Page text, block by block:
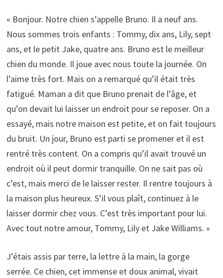
« Bonjour. Notre chien s’appelle Bruno. Il a neuf ans.
Nous sommes trois enfants : Tommy, dix ans, Lily, sept
ans, et le petit Jake, quatre ans. Bruno est le meilleur
chien du monde. Il joue avec nous toute la journée. On
l’aime très fort. Mais on a remarqué qu’il était très
fatigué. Maman a dit que Bruno prenait de l’âge, et
qu’on devait lui laisser un endroit pour se reposer. On a
essayé, mais notre maison est petite, et on fait toujours
du bruit. Un jour, Bruno est parti se promener et il est
rentré très content. On a compris qu’il avait trouvé un
endroit où il peut dormir tranquille. On ne sait pas où
c’est, mais merci de le laisser rester. Il rentre toujours à
la maison plus heureux. S’il vous plaît, continuez à le
laisser dormir chez vous. C’est très important pour lui.
Avec tout notre amour, Tommy, Lily et Jake Williams. »
J’étais assis par terre, la lettre à la main, la gorge
serrée. Ce chien, cet immense et doux animal, vivait